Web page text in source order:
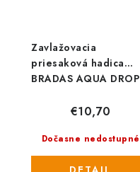
Zavlažovacia
priesaková hadica
BRADAS AQUA DROP
Dočasne nedostupné
€10,70